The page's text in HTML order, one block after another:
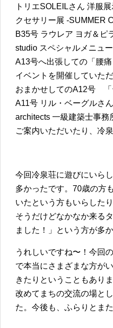
トリエSOLEILさん 洋服
クセサリー展 -SUMMER
B35号 ラウレア ヨガ＆ピ
studio スペシャルメニュ
A13号へ出張しての「腰
イベントを開催していた
おまかせしてのA12号 「
A11号 リル・ベーグルさ
architects 一級建築士事
ご案内いただいたり、冷
今回冷泉荘に遊びにいら
多かったです。70歳の方
いたという方もいらした
そうだけどなかなか来る
ました！」という方が多
うれしいですね〜！今回
で本当にさまざまな方が
きたりということもあり
改めてまちの交流の場と
た。今後も、ふらりとま